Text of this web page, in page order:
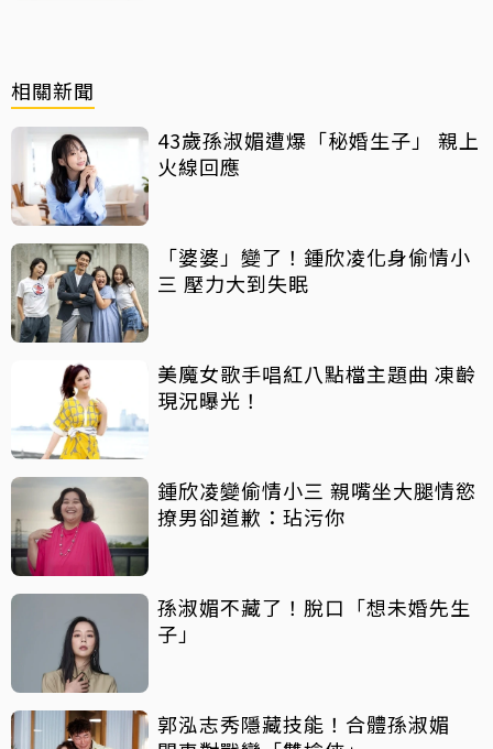
相關新聞
43歲孫淑媚遭爆「秘婚生子」 親上
火線回應
「婆婆」變了！鍾欣凌化身偷情小
三 壓力大到失眠
美魔女歌手唱紅八點檔主題曲 凍齡
現況曝光！
鍾欣凌變偷情小三 親嘴坐大腿情慾
撩男卻道歉：玷污你
孫淑媚不藏了！脫口「想未婚先生
子」
郭泓志秀隱藏技能！合體孫淑媚